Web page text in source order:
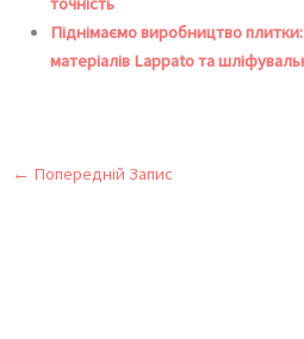
Піднімаємо виробництво
матеріалів Lappato та
← Попередній Запис